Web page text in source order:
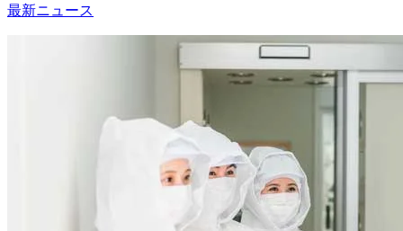
最新ニュース